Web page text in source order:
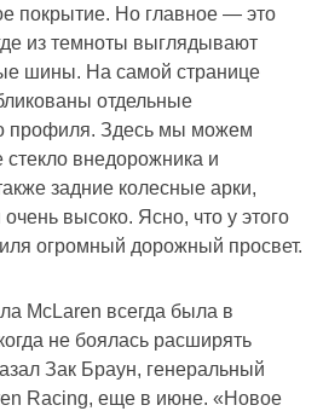
покрытие. Но главное — это
из темноты выглядывают
шины. На самой странице
отдельные
профиля. Здесь мы можем
стекло внедорожника и
задние колесные арки,
высоко. Ясно, что у этого
огромный дорожный просвет.
McLaren всегда была в
не боялась расширять
Зак Браун, генеральный
Racing, еще в июне. «Новое